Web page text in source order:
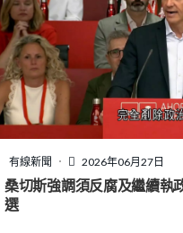
有線新聞 2026年06月27日
桑切斯強調須反腐及繼續
選